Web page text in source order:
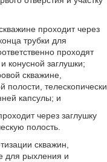
проходит через
трубки для
проходят
конусной заглушки;
скважине,
полости, телескопически
капсулы; и
через заглушку
полость.
скважин,
для рыхления и